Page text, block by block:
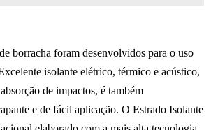
borracha foram desenvolvidos para o uso
isolante elétrico, térmico e acústico,
de impactos, é também
e de fácil aplicação. O Estrado Isolante